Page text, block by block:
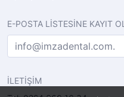
E-POSTA LİSTESİNE KAYIT OL
İLETİŞİM